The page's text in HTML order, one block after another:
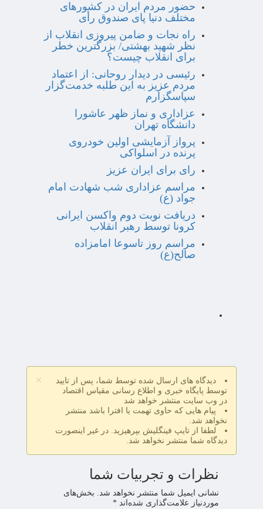
حضور مردم ایران در کشورهای
مختلف دنیا پای صندوق رأی
راه نجات و ضامن پیروزی انقلاب از
نظر شهید بهشتی/ بزرگترین خطر
برای انقلاب چیست؟
رئیسی در دیدار روحانی: از اعتماد
مردم عزیز به این طلبه خدمت‌گزار
سپاسگزارم
عزاداری و نماز ظهر عاشورا
دانشگاه تهران
پرواز آزمایشی اولین خودروی
پرنده در اسلواکی
رای برای ایران عزیز
مراسم عزاداری شب شهادت امام
جواد (ع)
دریافت نوبت دوم واکسن ایرانی
کرونا توسط رهبر انقلاب
مراسم روز تاسوعا امامزاده
صالح(ع)
×
دیدگاه های ارسال شده توسط شما، پس از تایید
توسط پایگاه خبری و اطلاع رسانی مقیاس اقتصاد
در وب سایت منتشر خواهد شد
پیام هایی که حاوی تهمت یا افترا باشد منتشر
نخواهد شد.
لطفا از تایپ فینگلیش بپرهیزید. در غیر اینصورت
دیدگاه شما منتشر نخواهد شد.
نظرات و تجربیات شما
نشانی ایمیل شما منتشر نخواهد شد. بخش‌های
موردنیاز علامت‌گذاری شده‌اند *